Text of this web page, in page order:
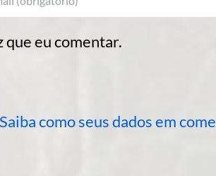
que eu comentar.
Saiba como seus dados em